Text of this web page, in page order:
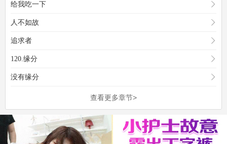
给我吃一下
人不如故
追求者
120.缘分
没有缘分
查看更多章节>